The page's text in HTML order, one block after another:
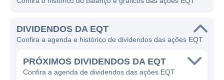
DIVIDENDOS DA EQT
Confira a agenda e histórico de dividendos das ações EQT
PRÓXIMOS DIVIDENDOS DA EQT
Confira a agenda de dividendos das ações EQT